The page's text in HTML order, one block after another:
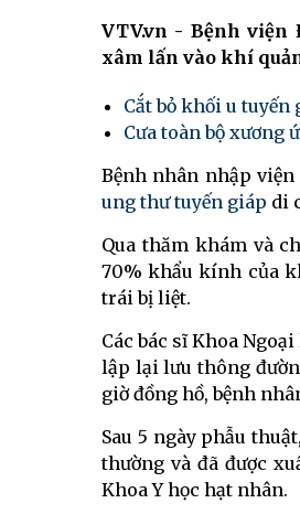
VTV.vn - Bệnh viện
xâm lấn vào khí
Cắt bỏ khối u
Cưa toàn bộ
Bệnh nhân nhập
ung thư tuyến giáp di
Qua thăm khám và
70% khẩu kính của
trái bị liệt.
Các bác sĩ Khoa
lập lại lưu thông
giờ đồng hồ, bệnh
Sau 5 ngày phẫu
thường và đã được
Khoa Y học hạt nhân.